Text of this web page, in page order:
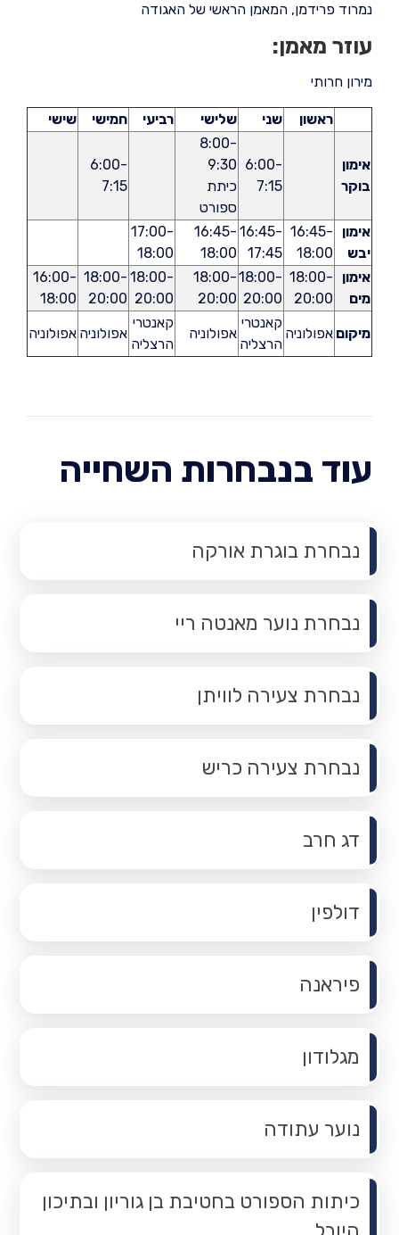
נמרוד פרידמן, המאמן הראשי של האגודה
עוזר מאמן:
מירון חרותי
ראשון שני שלישי רביעי חמישי שישי
אימון
בוקר
6:00-
7:15
8:00-
9:30
כיתת
ספורט
6:00-
7:15
אימון
יבש
16:45-
18:00
16:45-
17:45
16:45-
18:00
17:00-
18:00
אימון
מים
18:00-
20:00
18:00-
20:00
18:00-
20:00
18:00-
20:00
18:00-
20:00
16:00-
18:00
מיקום אפולוניה
קאנטרי
הרצליה
אפולוניה
קאנטרי
הרצליה
אפולוניה אפולוניה
עוד בנבחרות השחייה
נבחרת בוגרת אורקה
נבחרת נוער מאנטה ריי
נבחרת צעירה לוויתן
נבחרת צעירה כריש
דג חרב
דולפין
פיראנה
מגלודון
נוער עתודה
כיתות הספורט בחטיבת בן גוריון ובתיכון